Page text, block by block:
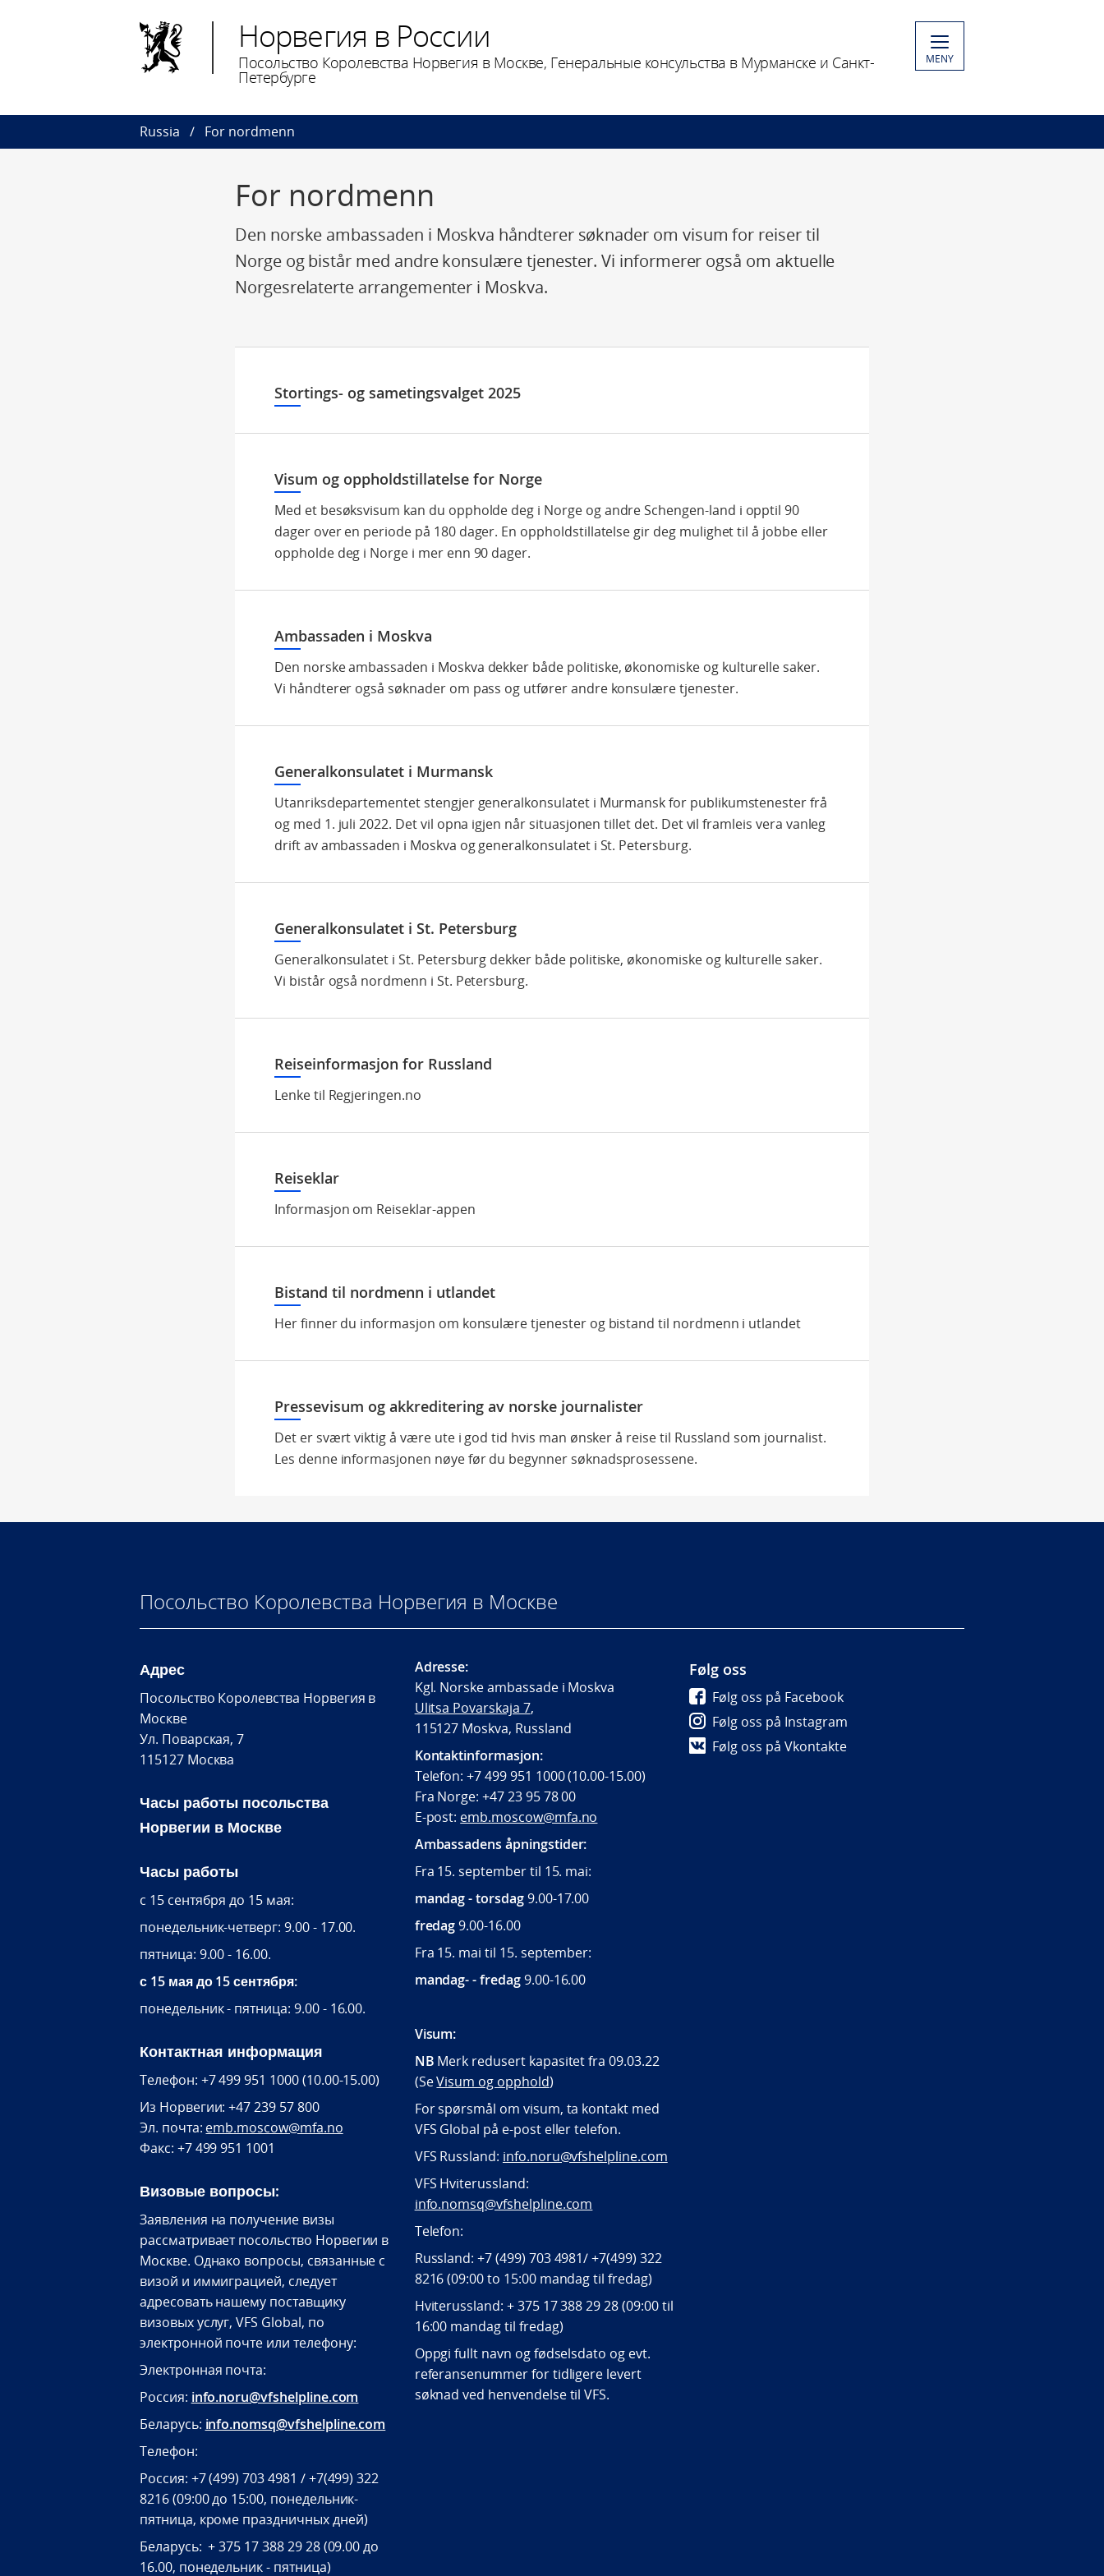
Норвегия в России
Посольство Королевства Норвегия в Москве, Генеральные консульства в Мурманске и Санкт-
Петербурге
MENY
Russia For nordmenn
For nordmenn
Den norske ambassaden i Moskva håndterer søknader om visum for reiser til
Norge og bistår med andre konsulære tjenester. Vi informerer også om aktuelle
Norgesrelaterte arrangementer i Moskva.
Stortings- og sametingsvalget 2025
Visum og oppholdstillatelse for Norge
Med et besøksvisum kan du oppholde deg i Norge og andre Schengen-land i opptil 90
dager over en periode på 180 dager. En oppholdstillatelse gir deg mulighet til å jobbe eller
oppholde deg i Norge i mer enn 90 dager.
Ambassaden i Moskva
Den norske ambassaden i Moskva dekker både politiske, økonomiske og kulturelle saker.
Vi håndterer også søknader om pass og utfører andre konsulære tjenester.
Generalkonsulatet i Murmansk
Utanriksdepartementet stengjer generalkonsulatet i Murmansk for publikumstenester frå
og med 1. juli 2022. Det vil opna igjen når situasjonen tillet det. Det vil framleis vera vanleg
drift av ambassaden i Moskva og generalkonsulatet i St. Petersburg.
Generalkonsulatet i St. Petersburg
Generalkonsulatet i St. Petersburg dekker både politiske, økonomiske og kulturelle saker.
Vi bistår også nordmenn i St. Petersburg.
Reiseinformasjon for Russland
Lenke til Regjeringen.no
Reiseklar
Informasjon om Reiseklar-appen
Bistand til nordmenn i utlandet
Her finner du informasjon om konsulære tjenester og bistand til nordmenn i utlandet
Pressevisum og akkreditering av norske journalister
Det er svært viktig å være ute i god tid hvis man ønsker å reise til Russland som journalist.
Les denne informasjonen nøye før du begynner søknadsprosessene.
Посольство Королевства Норвегия в Москве
Адрес
Посольство Королевства Норвегия в
Москве
Ул. Поварская, 7
115127 Москва
Часы работы посольства
Норвегии в Москве
Часы работы
c 15 сентября до 15 мая:
понедельник-четверг: 9.00 - 17.00.
пятница: 9.00 - 16.00.
с 15 мая до 15 сентября:
понедельник - пятница: 9.00 - 16.00.
Контактная информация
Телефон: +7 499 951 1000 (10.00-15.00)
Из Норвегии: +47 239 57 800
Эл. почта: emb.moscow@mfa.no
Факс: +7 499 951 1001
Визовые вопросы:
Заявления на получение визы
рассматривает посольство Норвегии в
Москве. Однако вопросы, связанные с
визой и иммиграцией, следует
адресовать нашему поставщику
визовых услуг, VFS Global, по
электронной почте или телефону:
Электронная почта:
Россия: info.noru@vfshelpline.com
Беларусь: info.nomsq@vfshelpline.com
Телефон:
Россия: +7 (499) 703 4981 / +7(499) 322
8216 (09:00 до 15:00, понедельник-
пятница, кроме праздничных дней)
Беларусь: + 375 17 388 29 28 (09.00 до
16.00, понедельник - пятница)
Adresse:
Kgl. Norske ambassade i Moskva
Ulitsa Povarskaja 7,
115127 Moskva, Russland
Kontaktinformasjon:
Telefon: +7 499 951 1000 (10.00-15.00)
Fra Norge: +47 23 95 78 00
E-post: emb.moscow@mfa.no
Ambassadens åpningstider:
Fra 15. september til 15. mai:
mandag - torsdag9.00-17.00
fredag9.00-16.00
Fra 15. mai til 15. september:
mandag- - fredag9.00-16.00
Visum:
NB Merk redusert kapasitet fra 09.03.22
(SeVisum og opphold)
For spørsmål om visum, ta kontakt med
VFS Global på e-post eller telefon.
VFS Russland: info.noru@vfshelpline.com
VFS Hviterussland:
info.nomsq@vfshelpline.com
Telefon:
Russland: +7 (499) 703 4981/ +7(499) 322
8216 (09:00 to 15:00 mandag til fredag)
Hviterussland: + 375 17 388 29 28 (09:00 til
16:00 mandag til fredag)
Oppgi fullt navn og fødselsdato og evt.
referansenummer for tidligere levert
søknad ved henvendelse til VFS.
Følg oss
Følg oss på Facebook
Følg oss på Instagram
Følg oss på Vkontakte